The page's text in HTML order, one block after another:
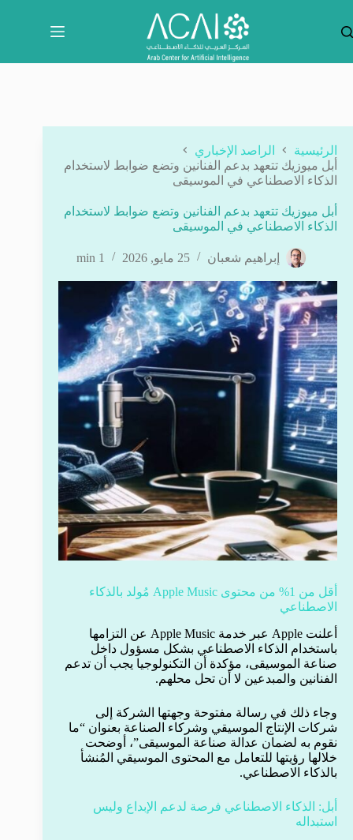
المحتوى
الرئيسية
الراصد الإخباري
أبل ميوزيك تتعهد بدعم الفنانين وتضع ضوابط لاستخدام
الذكاء الاصطناعي في الموسيقى
أبل ميوزيك تتعهد بدعم الفنانين وتضع ضوابط لاستخدام
الذكاء الاصطناعي في الموسيقى
إبراهيم شعبان 25 مايو, 2026 1 min
أقل من 1% من محتوى Apple Music مُولد بالذكاء
الاصطناعي
أعلنت Apple عبر خدمة Apple Music عن التزامها
باستخدام الذكاء الاصطناعي بشكل مسؤول داخل
صناعة الموسيقى، مؤكدة أن التكنولوجيا يجب أن تدعم
الفنانين والمبدعين لا أن تحل محلهم.
وجاء ذلك في رسالة مفتوحة وجهتها الشركة إلى
شركات الإنتاج الموسيقي وشركاء الصناعة بعنوان “ما
نقوم به لضمان عدالة صناعة الموسيقى”، أوضحت
خلالها رؤيتها للتعامل مع المحتوى الموسيقي المُنشأ
بالذكاء الاصطناعي.
أبل: الذكاء الاصطناعي فرصة لدعم الإبداع وليس
استبداله